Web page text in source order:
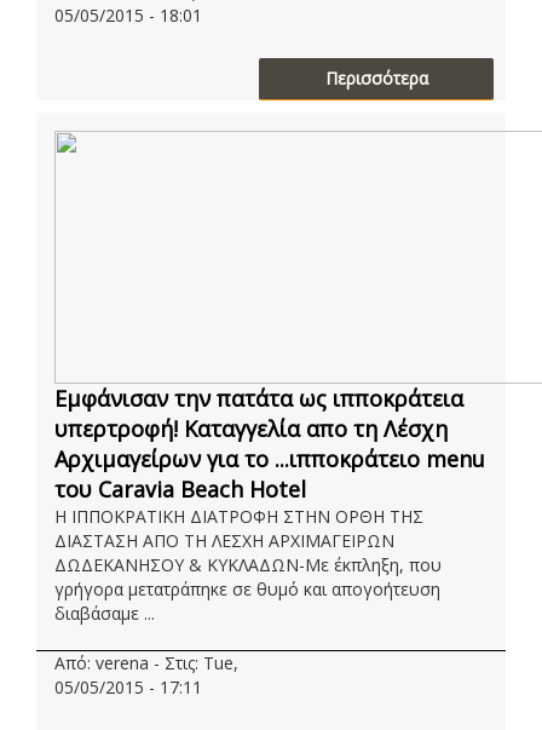
05/05/2015 - 18:01
Περισσότερα
Εμφάνισαν την πατάτα ως ιπποκράτεια
υπερτροφή! Καταγγελία απο τη Λέσχη
Αρχιμαγείρων για το ...ιπποκράτειο menu
του Caravia Beach Hotel
Η ΙΠΠΟΚΡΑΤΙΚΗ ΔΙΑΤΡΟΦΗ ΣΤΗΝ ΟΡΘΗ ΤΗΣ
ΔΙΑΣΤΑΣΗ ΑΠΟ ΤΗ ΛΕΣΧΗ ΑΡΧΙΜΑΓΕΙΡΩΝ
ΔΩΔΕΚΑΝΗΣΟΥ & ΚΥΚΛΑΔΩΝ-Με έκπληξη, που
γρήγορα μετατράπηκε σε θυμό και απογοήτευση
διαβάσαμε ...
Από: verena - Στις: Tue,
05/05/2015 - 17:11